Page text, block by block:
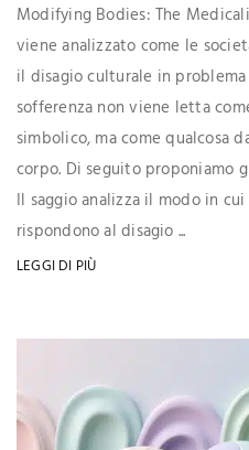
Modifying Bodies: The
viene analizzato come le
il disagio culturale in
sofferenza non viene letta
simbolico, ma come qualcosa
corpo. Di seguito proponiamo
Il saggio analizza il modo in
rispondono al disagio ...
LEGGI DI PIÙ